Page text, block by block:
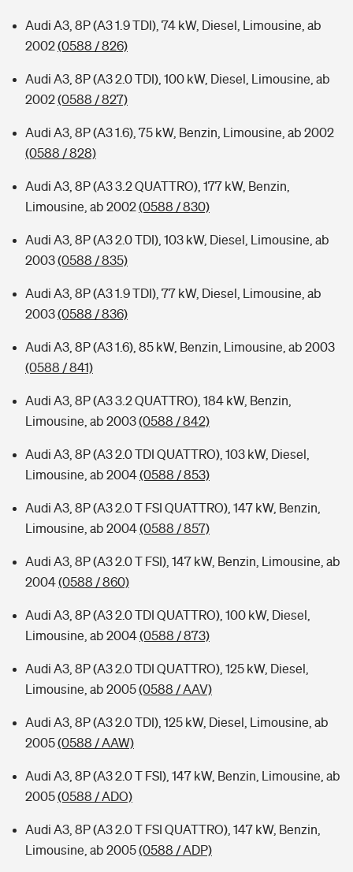
Audi A3, 8P (A3 1.9 TDI), 74 kW, Diesel, Limousine, ab
2002(0588 / 826)
Audi A3, 8P (A3 2.0 TDI), 100 kW, Diesel, Limousine, ab
2002(0588 / 827)
Audi A3, 8P (A3 1.6), 75 kW, Benzin, Limousine, ab 2002
(0588 / 828)
Audi A3, 8P (A3 3.2 QUATTRO), 177 kW, Benzin,
Limousine, ab 2002(0588 / 830)
Audi A3, 8P (A3 2.0 TDI), 103 kW, Diesel, Limousine, ab
2003(0588 / 835)
Audi A3, 8P (A3 1.9 TDI), 77 kW, Diesel, Limousine, ab
2003(0588 / 836)
Audi A3, 8P (A3 1.6), 85 kW, Benzin, Limousine, ab 2003
(0588 / 841)
Audi A3, 8P (A3 3.2 QUATTRO), 184 kW, Benzin,
Limousine, ab 2003(0588 / 842)
Audi A3, 8P (A3 2.0 TDI QUATTRO), 103 kW, Diesel,
Limousine, ab 2004(0588 / 853)
Audi A3, 8P (A3 2.0 T FSI QUATTRO), 147 kW, Benzin,
Limousine, ab 2004(0588 / 857)
Audi A3, 8P (A3 2.0 T FSI), 147 kW, Benzin, Limousine, ab
2004(0588 / 860)
Audi A3, 8P (A3 2.0 TDI QUATTRO), 100 kW, Diesel,
Limousine, ab 2004(0588 / 873)
Audi A3, 8P (A3 2.0 TDI QUATTRO), 125 kW, Diesel,
Limousine, ab 2005(0588 / AAV)
Audi A3, 8P (A3 2.0 TDI), 125 kW, Diesel, Limousine, ab
2005(0588 / AAW)
Audi A3, 8P (A3 2.0 T FSI), 147 kW, Benzin, Limousine, ab
2005(0588 / ADO)
Audi A3, 8P (A3 2.0 T FSI QUATTRO), 147 kW, Benzin,
Limousine, ab 2005(0588 / ADP)